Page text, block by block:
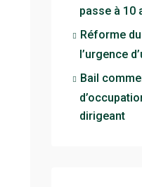
passe à 10
Réforme
l’urgence
Bail
dirigeant